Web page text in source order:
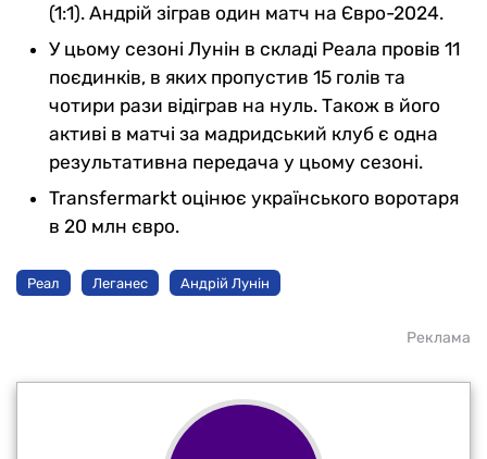
(1:1). Андрій зіграв один матч на Євро-2024.
У цьому сезоні Лунін в складі Реала провів 11
поєдинків, в яких пропустив 15 голів та
чотири рази відіграв на нуль. Також в його
активі в матчі за мадридський клуб є одна
результативна передача у цьому сезоні.
Transfermarkt оцінює українського воротаря
в 20 млн євро.
Реал Леганес Андрій Лунін
Реклама